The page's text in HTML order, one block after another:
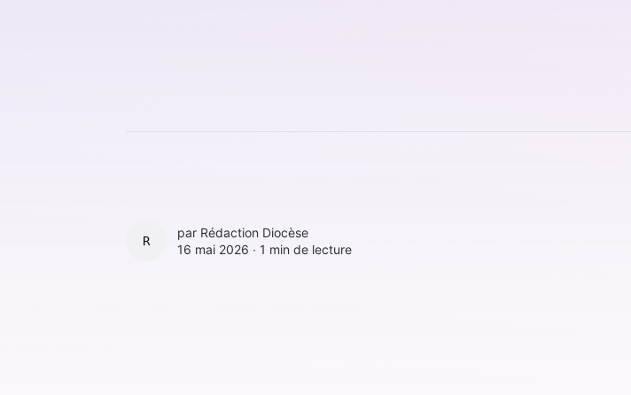
RÉDACTION DIOCÈSE
par Rédaction Diocèse
16 mai 2026 ∙ 1 min de lecture